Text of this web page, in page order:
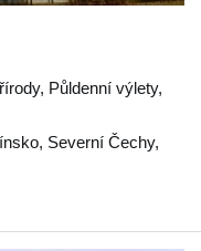
Půldenní výlety,
, Severní Čechy,